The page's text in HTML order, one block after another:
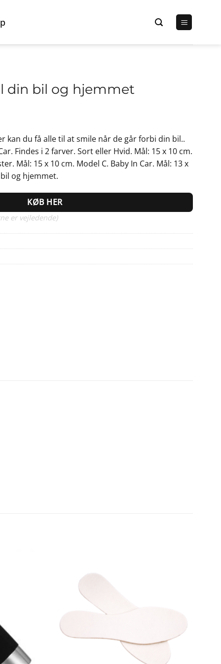
din bil og hjemmet
aktuelle
kr..
kan du få alle til at smile når de går forbi din bil..
Findes i 2 farver. Sort eller Hvid. Mål: 15 x 10 cm.
Mål: 15 x 10 cm. Model C. Baby In Car. Mål: 13 x
og hjemmet.
KØB HER
er vejledende)